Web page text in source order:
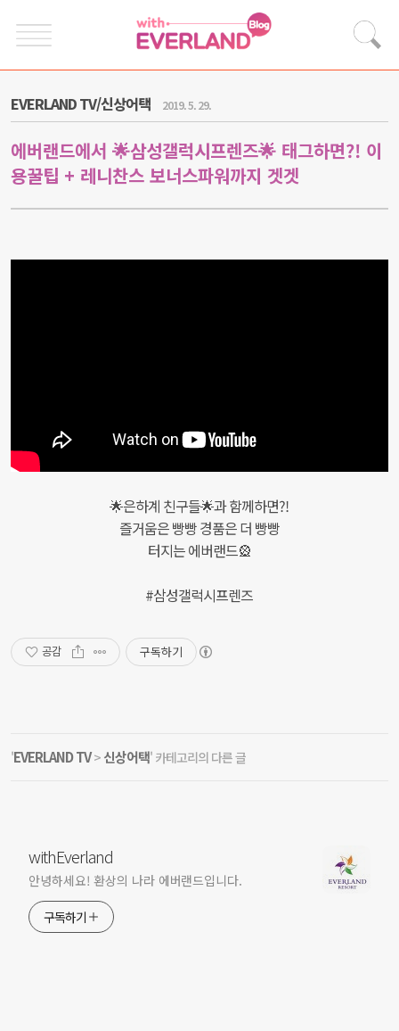
EVERLAND TV/신상어택 2019. 5. 29.
에버랜드에서 🌟삼성갤럭시프렌즈🌟 태그하면?! 이
용꿀팁 + 레니찬스 보너스파워까지 겟겟
🌟은하계 친구들🌟과 함께하면?!
즐거움은 빵빵 경품은 더 빵빵
터지는 에버랜드🎡
#삼성갤럭시프렌즈
공감 구독하기
'EVERLAND TV> 신상어택' 카테고리의 다른 글
withEverland
안녕하세요! 환상의 나라 에버랜드입니다.
구독하기